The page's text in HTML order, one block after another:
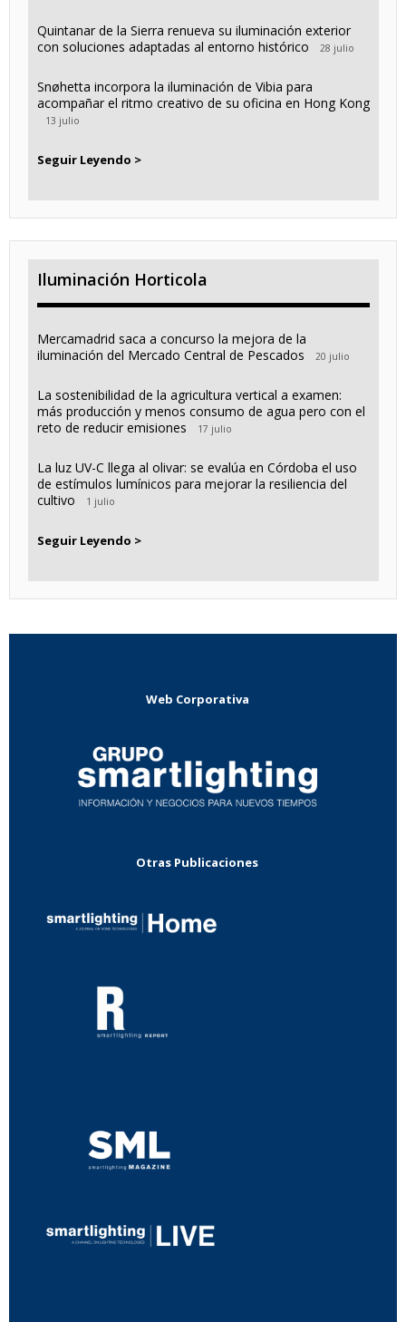
Quintanar de la Sierra renueva su iluminación exterior
con soluciones adaptadas al entorno histórico
28 julio
Snøhetta incorpora la iluminación de Vibia para
acompañar el ritmo creativo de su oficina en Hong Kong
13 julio
Seguir Leyendo >
Iluminación Horticola
Mercamadrid saca a concurso la mejora de la
iluminación del Mercado Central de Pescados
20 julio
La sostenibilidad de la agricultura vertical a examen:
más producción y menos consumo de agua pero con el
reto de reducir emisiones
17 julio
La luz UV-C llega al olivar: se evalúa en Córdoba el uso
de estímulos lumínicos para mejorar la resiliencia del
cultivo
1 julio
Seguir Leyendo >
Web Corporativa
Otras Publicaciones